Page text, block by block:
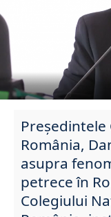
România,
asupra
petrece în
Colegiului